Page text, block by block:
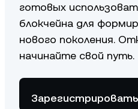
готовых
блокчейна для
нового поколения.
начинайте свой путь.